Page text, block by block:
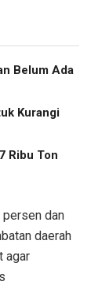
Belum Ada
Kurangi
Ribu Ton
dan
daerah
agar